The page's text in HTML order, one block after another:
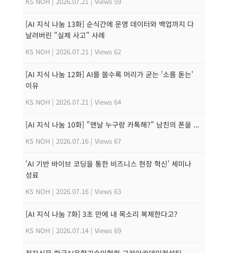
[AI 지식 나눔 13화] 순식간에 운영 데이터와 백업까지 다
날려버린 "실제 사고" 사례
KS NOH | 2026.07.21 | Views 62
[AI 지식 나눔 12화] AI를 쓸수록 머리가 굳는 '소름 돋는'
이유
KS NOH | 2026.07.21 | Views 64
[AI 지식 나눔 10화] "맨날 누구랑 카톡해?" 남친의 폰을 ...
KS NOH | 2026.07.16 | Views 67
'AI 기반 바이브 코딩을 통한 비즈니스 현장 혁신' 세미나
성료
KS NOH | 2026.07.16 | Views 63
[AI 지식 나눔 7화] 3초 만에 내 목소리 복제한다고?
KS NOH | 2026.07.14 | Views 69